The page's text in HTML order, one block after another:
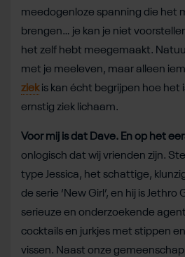
meedogenloze spanning die het
brengen… je kan je niet
het zelf hebt meegemaakt.
met je meeleven, maar alleen
ziekis kan écht begrijpen hoe het
ernstig ziek lichaam.
Voor mij is dat Dave. En op het
onlogisch dat wij vrienden zijn.
type Jessica, het schattige,
de serie ‘New Girl’, en hij is
serieuze en onderzoekende agent
cocktails en jurkjes met stippen
vissen. Naast onze